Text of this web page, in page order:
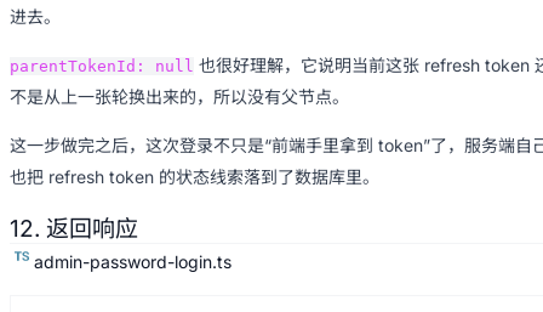
进去。
parentTokenId: null 也很好理解，它说明当前这张 refresh token
不是从上一张轮换出来的，所以没有父节点。
这一步做完之后，这次登录不只是“前端手里拿到 token”了，服务端自
也把 refresh token 的状态线索落到了数据库里。
12. 返回响应
admin-password-login.ts